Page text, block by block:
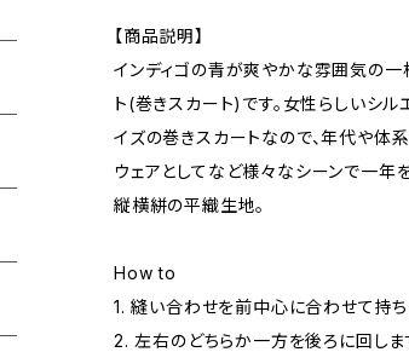
【商品説明】
インディゴの青が爽やかな雰囲気の一
ト(巻きスカート)です。女性らしいシル
イズの巻きスカートなので、年代や体
ウェアとしてなど様々なシーンで一年
縦横絣の平織生地。
How to
1. 縫い合わせを前中心に合わせて持ち
2. 左右のどちらか一方を後ろに回しま